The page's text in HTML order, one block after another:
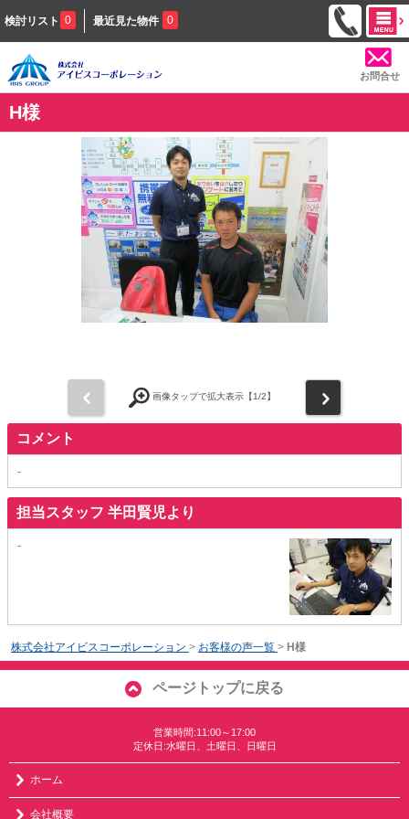
検討リスト 0 最近見た物件 0
お問合せ
H様
画像タップで拡大表示【1/2】
コメント
-
担当スタッフ 半田賢児より
-
株式会社アイビスコーポレーション > お客様の声一覧 > H様
ページトップに戻る
営業時間:11:00～17:00
定休日:水曜日、土曜日、日曜日
ホーム
会社概要